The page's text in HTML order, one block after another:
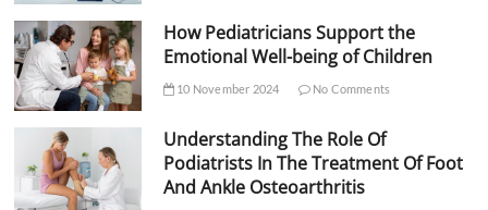
How Pediatricians Support the
Emotional Well-being of Children
10 November 2024 No Comments
Understanding The Role Of
Podiatrists In The Treatment Of Foot
And Ankle Osteoarthritis